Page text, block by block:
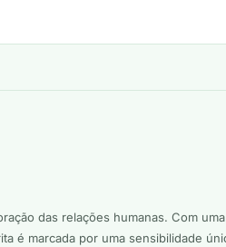
das relações humanas. Com
é marcada por uma sensibilidade